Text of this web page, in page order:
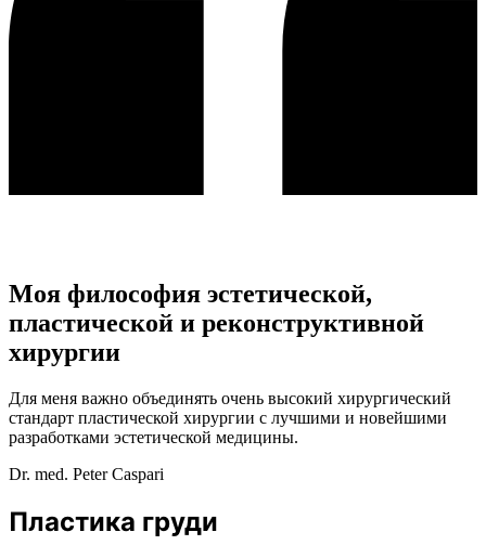
Моя философия эстетической,
пластической и реконструктивной
хирургии
Для меня важно объединять очень высокий хирургический
стандарт пластической хирургии с лучшими и новейшими
разработками эстетической медицины.
Dr. med. Peter Caspari
Пластика груди